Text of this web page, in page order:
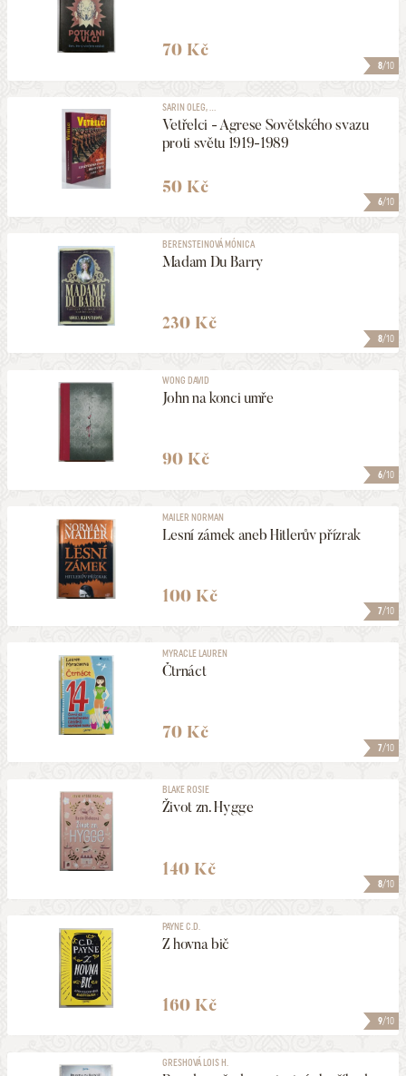
8/10
70 Kč
6/10
SARIN OLEG, ...
Vetřelci - Agrese Sovětského svazu
proti světu 1919-1989
50 Kč
8/10
BERENSTEINOVÁ MÓNICA
Madam Du Barry
230 Kč
6/10
WONG DAVID
John na konci umře
90 Kč
7/10
MAILER NORMAN
Lesní zámek aneb Hitlerův přízrak
100 Kč
7/10
MYRACLE LAUREN
Čtrnáct
70 Kč
8/10
BLAKE ROSIE
Život zn. Hygge
140 Kč
9/10
PAYNE C.D.
Z hovna bič
160 Kč
GRESHOVÁ LOIS H.